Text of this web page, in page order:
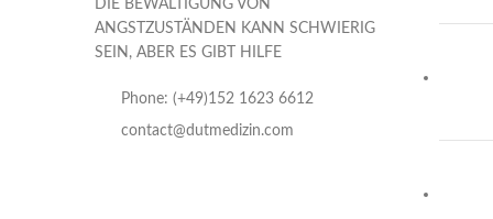
DIE BEWÄLTIGUNG VON
ANGSTZUSTÄNDEN KANN SCHWIERIG
SEIN, ABER ES GIBT HILFE
Phone: (+49)152 1623 6612
contact@dutmedizin.com